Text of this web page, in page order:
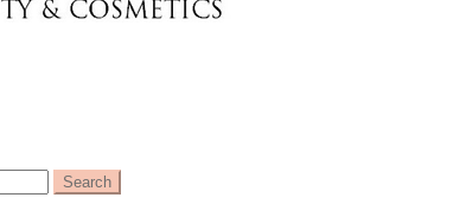
Search